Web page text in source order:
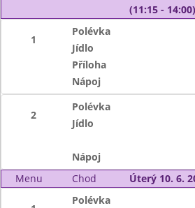
(11:15 - 14:00)
1
Polévka
Jídlo
Příloha
Nápoj
2
Polévka
Jídlo
Nápoj
Menu
Chod Úterý 10. 6.
Polévka